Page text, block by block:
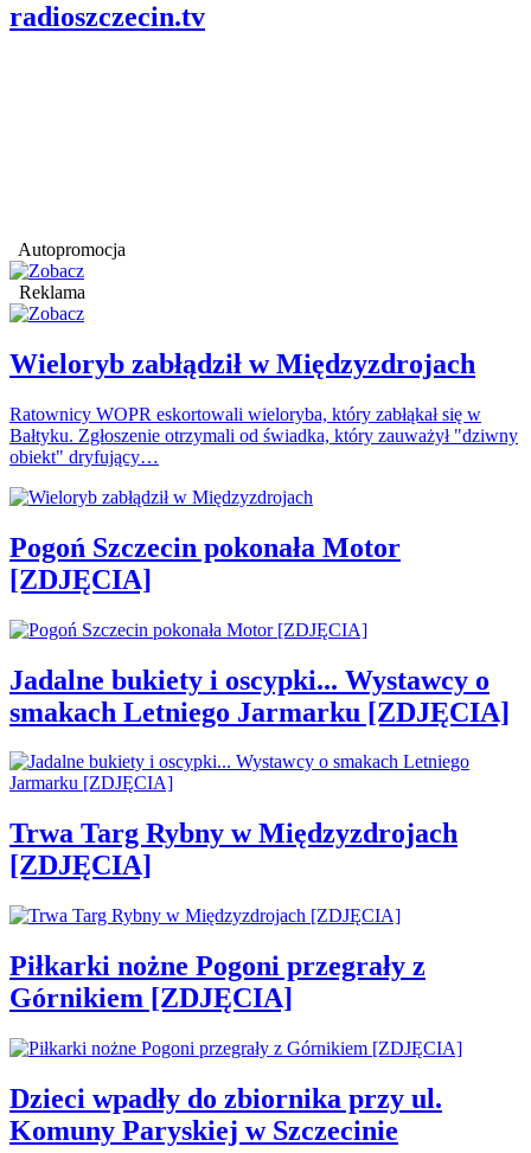
radioszczecin.tv
Autopromocja
Reklama
Wieloryb zabłądził w Międzyzdrojach
Ratownicy WOPR eskortowali wieloryba, który zabłąkał się w
Bałtyku. Zgłoszenie otrzymali od świadka, który zauważył "dziwny
obiekt" dryfujący…
Pogoń Szczecin pokonała Motor
[ZDJĘCIA]
Jadalne bukiety i oscypki... Wystawcy o
smakach Letniego Jarmarku [ZDJĘCIA]
Trwa Targ Rybny w Międzyzdrojach
[ZDJĘCIA]
Piłkarki nożne Pogoni przegrały z
Górnikiem [ZDJĘCIA]
Dzieci wpadły do zbiornika przy ul.
Komuny Paryskiej w Szczecinie